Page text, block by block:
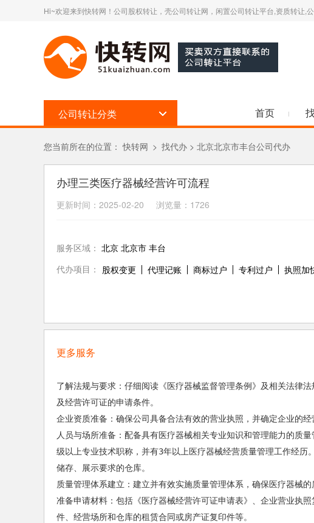
Hi~欢迎来到快转网！公司股权转让，壳公司转让网，闲置公司转让平台,资质转让,公
公司转让分类 首页
您当前所在的位置：快转网 > 找代办 > 北京北京市丰台公司代办
办理三类医疗器械经营许可流程
更新时间：2025-02-20 浏览量：1726
服务区域： 北京 北京市 丰台
代办项目： 股权变更 代理记账 商标过户 专利过户 执照加
更多服务
‌了解法规与要求‌：仔细阅读《医疗器械监督管理条例》及相关法律法规，了解三类医疗器械的定义、分类、管理要求
及经营许可证的申请条件‌。
‌企业资质准备‌：确保公司具备合法有效的营业执照，并确定企业的经营范围包含“第三类医疗器械销售”‌。
‌人员与场所准备‌：配备具有医疗器械相关专业知识和管理能力的质量管理人员，质量负责人需具备大专以上学历或中
级以上专业技术职称，并有3年以上医疗器械经营质量管理工作经历
储存、展示要求的仓库‌。
‌质量管理体系建立‌：建立并有效实施质量管理体系，确保医疗器械的质量安全‌。
‌准备申请材料‌：包括《医疗器械经营许可证申请表》、企业营业执照复印件、质量管理人员资格证明、质量管理文
件、经营场所和仓库的租赁合同或房产证复印件等‌。